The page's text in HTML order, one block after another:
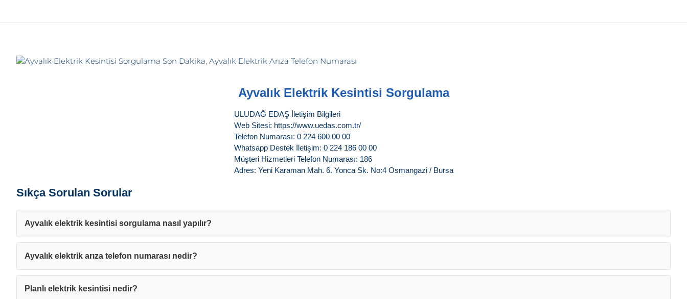
Ayvalık Elektrik Kesintisi Sorgulama
ULUDAĞ EDAŞ İletişim Bilgileri
Web Sitesi: https://www.uedas.com.tr/
Telefon Numarası: 0 224 600 00 00
Whatsapp Destek İletişim: 0 224 186 00 00
Müşteri Hizmetleri Telefon Numarası: 186
Adres: Yeni Karaman Mah. 6. Yonca Sk. No:4 Osmangazi / Bursa
Sıkça Sorulan Sorular
Ayvalık elektrik kesintisi sorgulama nasıl yapılır?
Ayvalık elektrik arıza telefon numarası nedir?
Planlı elektrik kesintisi nedir?